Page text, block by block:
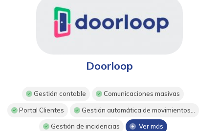
Doorloop
Gestión contable Comunicaciones masivas
Portal Clientes Gestión automática de movimientos...
Gestión de incidencias Ver más